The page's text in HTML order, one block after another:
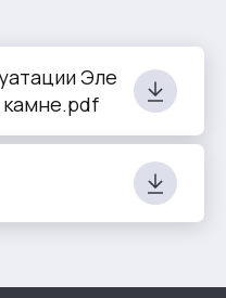
Эле
камне.pdf